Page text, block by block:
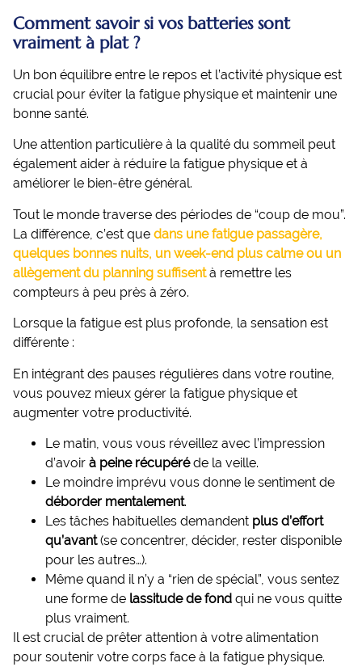
Comment savoir si vos batteries sont
vraiment à plat ?
Un bon équilibre entre le repos et l’activité physique est
crucial pour éviter la fatigue physique et maintenir une
bonne santé.
Une attention particulière à la qualité du sommeil peut
également aider à réduire la fatigue physique et à
améliorer le bien-être général.
Tout le monde traverse des périodes de “coup de mou”.
La différence, c’est que dans une fatigue passagère,
quelques bonnes nuits, un week-end plus calme ou un
allègement du planning suffisentà remettre les
compteurs à peu près à zéro.
Lorsque la fatigue est plus profonde, la sensation est
différente :
En intégrant des pauses régulières dans votre routine,
vous pouvez mieux gérer la fatigue physique et
augmenter votre productivité.
Le matin, vous vous réveillez avec l’impression
d’avoir à peine récupéréde la veille.
Le moindre imprévu vous donne le sentiment de
déborder mentalement.
Les tâches habituelles demandent plus d’effort
qu’avant(se concentrer, décider, rester disponible
pour les autres…).
Même quand il n’y a “rien de spécial”, vous sentez
une forme de lassitude de fond qui ne vous quitte
plus vraiment.
Il est crucial de prêter attention à votre alimentation
pour soutenir votre corps face à la fatigue physique.